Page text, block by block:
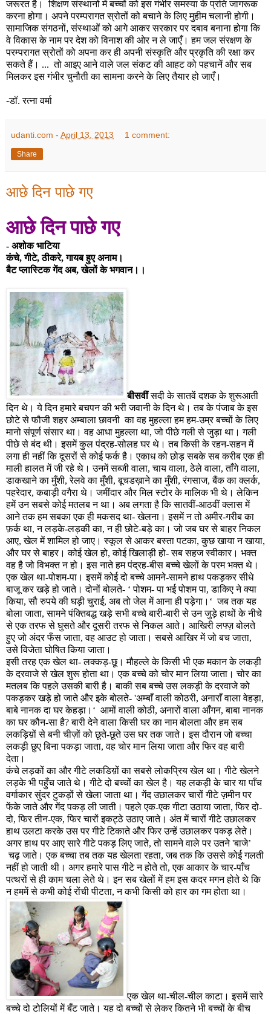
जरूरत है। शिक्षण संस्थानों में बच्चों को इस गंभीर समस्या के प्रति जागरूक
करना होगा। अपने परम्परागत स्रोतों को बचाने के लिए मुहीम चलानी होगी।
सामाजिक संगठनों,संस्थाओं को आगे आकर सरकार पर दबाव बनाना होगा कि
वे विकास के नाम पर देश को विनाश की ओर न ले जाएँ। हम जल संरक्षण के
परम्परागत स्रोतों को अपना कर ही अपनी संस्कृति और प्रकृति की रक्षा कर
सकते हैं। ... तो आइए आने वाले जल संकट की आहट को पहचानें और सब
मिलकर इस गंभीर चुनौती का सामना करने के लिएतैयार हो जाएँ।
-डॉ. रत्ना वर्मा
udanti.com - April 13, 2013 1 comment:
Share
आछे दिन पाछे गए
आछे दिन पाछे गए
- अशोक भाटिया
कंचे,गीटे,ठीकरे,गायब हुए अनाम।
बैट प्लास्टिक गेंद अब,खेलों के भगवान।।
बीसवींसदी के सातवें दशक के शुरूआती
दिन थे। ये दिन हमारे बचपन की भरी जवानी के दिन थे। तब के पंजाब के इस
छोटे से फौजी शहर अम्बाला छावनी का वह मुहल्ला हम हम-उम्र बच्चों के लिए
मानो संपूर्ण संसार था। वह आधा मुहल्ला था,जो पीछे गली से जुड़ा था। गली
पीछे से बंद थी। इसमें कुल पंद्रह-सोलह घर थे। तब किसी के रहन-सहन में
लगा ही नहीं कि दूसरों से कोई फर्क है। एकाध को छोड़ सबके सब करीब एक ही
माली हालत में जी रहे थे। उनमें सब्जी वाला,चाय वाला,ठेले वाला,ताँगे वाला,
डाकखाने का मुँशी,रेलवे का मुँशी,बूचडख़ाने का मुँशी,रंगसाज,बैंक का क्लर्क,
पहरेदार,कबाड़ी वगैरा थे। जमींदार और मिल स्टोर के मालिक भी थे। लेकिन
हमें उन सबसे कोई मतलब न था। अब लगता है कि सातवीं-आठवीं क्लास में
आने तक हम सबका एक ही मकसद था- खेलना। इसमें न तो अमीर-गरीब का
फ़र्क था,न लड़के-लड़की का,न ही छोटे-बड़े का। जो जब घर से बाहर निकल
आए,खेल में शामिल हो जाए। स्कूल से आकर बस्ता पटका,कुछ खाया न खाया,
और घर से बाहर। कोई खेल हो,कोई खिलाड़ी हो- सब सहज स्वीकार। भक्त
वह है जो विभक्त न हो। इस नाते हम पंद्रह-बीस बच्चे खेलों के परम भक्त थे।
एक खेल था-पोशम-पा। इसमें कोई दो बच्चे आमने-सामने हाथ पकड़कर सीधे
बाजू कर खड़े हो जाते। दोनों बोलते- ‘पोशम- पा भई पोशम पा,डाकिए ने क्या
किया,सौ रुपये की घड़ी चुराई, अब तो जेल में आना ही पड़ेगा। ‘ जब तक यह
बोला जाता,सामने पंक्तिबद्ध खड़े सभी बच्चे बारी-बारी से उन जुड़े हाथों के नीचे
से एक तरफ से घुसते और दूसरी तरफ से निकल आते। आखिरी लफ्ज़ बोलते
हुए जो अंदर फँस जाता,वह आउट हो जाता। सबसे आखिर में जो बच जाता,
उसे विजेता घोषित किया जाता।
इसी तरह एक खेल था- लक्कड़-छू। मौहल्ले के किसी भी एक मकान के लकड़ी
के दरवाजे से खेल शुरू होता था। एक बच्चे को चोर मान लिया जाता। चोर का
मतलब कि पहले उसकी बारी है। बाकी सब बच्चे उस लकड़ी के दरवाजे को
पकड़कर खड़े हो जाते और इके बोलते- 'अम्बाँ वाली कोठरी, अनाराँ वाला वेहड़ा,
बाबे नानक दा घर केहड़ा। ‘ आमों वाली कोठी, अनारों वाला आँगन,बाबा नानक
का घर कौन-सा है?बारी देने वाला किसी घर का नाम बोलता और हम सब
लकड़िय़ों से बनी चीज़ों को छूते-छूते उस घर तक जाते। इस दौरान जो बच्चा
लकड़ी छुए बिना पकड़ा जाता,वह चोर मान लिया जाता और फिर वह बारी
देता।
कंचे लड़कों का और गीटे लकडिय़ों का सबसे लोकप्रिय खेल था। गीटे खेलने
लड़के भी पहुँच जाते थे। गीटे दो बच्चों का खेल है। यह लकड़ी के चार या पाँच
वर्गाकार सुंदर टुकड़ों से खेला जाता था। गेंद उछालकर चारों गीटे ज़मीन पर
फेंके जाते और गेंद पकड़ ली जाती। पहले एक-एक गीटा उठाया जाता,फिर दो-
दो,फिर तीन-एक,फिर चारों इकट्ठे उठाए जाते। अंत में चारों गीटे उछालकर
हाथ उलटा करके उस पर गीटे टिकाते और फिर उन्हें उछालकर पकड़ लेते।
अगर हाथ पर आए सारे गीटे पकड़ लिए जाते,तो सामने वाले पर उतने'बाजे’
चढ़ जाते। एक बच्चा तब तक यह खेलता रहता,जब तक कि उससे कोई गलती
नहीं हो जाती थी। अगर हमारे पास गीटे न होते तो,एक आकार के चार-पाँच
पत्थरों से ही काम चला लेते थे। इन सब खेलों में हम इस कदर मगन होते थे कि
न हममें से कभी कोई रोंची पीटता,न कभी किसी को हार का गम होता था।
एक खेल था-चील-चील काटा। इसमें सारे
बच्चे दो टोलियों में बँट जाते। यह दो बच्चों से लेकर कितने भी बच्चों के बीच